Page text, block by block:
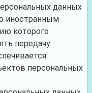
данных
иностранным
которого
передачу
персональных